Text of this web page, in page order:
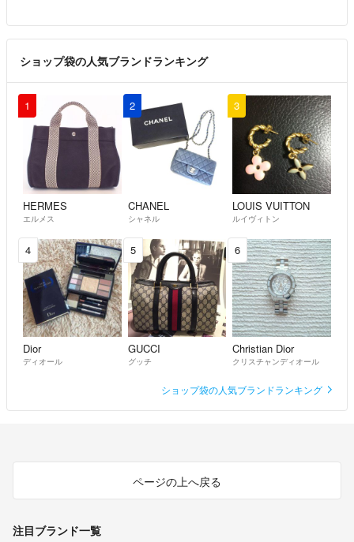
ショップ袋の人気ブランドランキング
1
HERMES
エルメス
2
CHANEL
シャネル
3
LOUIS VUITTON
ルイヴィトン
4
Dior
ディオール
5
GUCCI
グッチ
6
Christian Dior
クリスチャンディオール
ショップ袋の人気ブランドランキング
ページの上へ戻る
注目ブランド一覧